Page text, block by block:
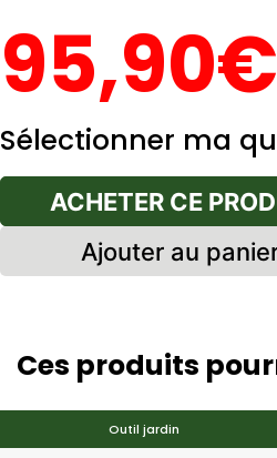
95,90€
Sélectionner ma
ACHETER CE
Ajouter au
Ces produits
Outil jardin